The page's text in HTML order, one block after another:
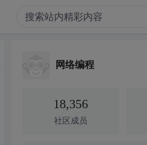
网络编程
18,356
社区成员